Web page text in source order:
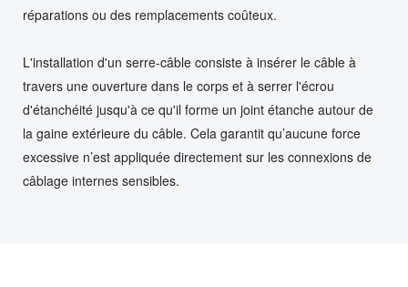
réparations ou des remplacements coûteux.
L'installation d'un serre-câble consiste à insérer le câble à
travers une ouverture dans le corps et à serrer l'écrou
d'étanchéité jusqu'à ce qu'il forme un joint étanche autour de
la gaine extérieure du câble. Cela garantit qu’aucune force
excessive n’est appliquée directement sur les connexions de
câblage internes sensibles.